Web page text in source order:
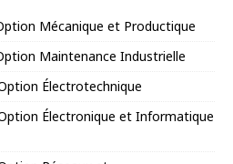
Mécanique et Productique
Maintenance Industrielle
Électrotechnique
Électronique et Informatique